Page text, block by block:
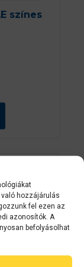
hozzájárulás
fel ezen az
azonosítók. A
befolyásolhat
színes